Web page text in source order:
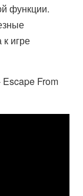
функции.
игре
From